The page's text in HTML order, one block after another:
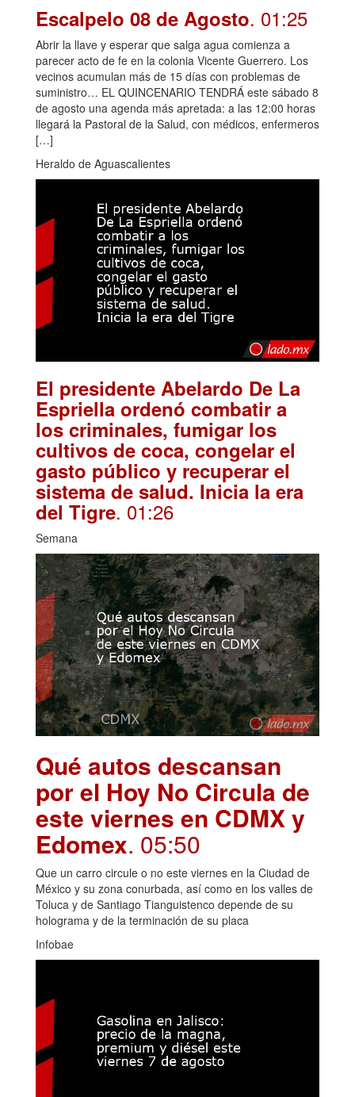
Escalpelo 08 de Agosto. 01:25
Abrir la llave y esperar que salga agua comienza a
parecer acto de fe en la colonia Vicente Guerrero. Los
vecinos acumulan más de 15 días con problemas de
suministro… EL QUINCENARIO TENDRÁ este sábado 8
de agosto una agenda más apretada: a las 12:00 horas
llegará la Pastoral de la Salud, con médicos, enfermeros
[…]
Heraldo de Aguascalientes
El presidente Abelardo De La
Espriella ordenó combatir a
los criminales, fumigar los
cultivos de coca, congelar el
gasto público y recuperar el
sistema de salud. Inicia la era
del Tigre. 01:26
Semana
Qué autos descansan
por el Hoy No Circula de
este viernes en CDMX y
Edomex. 05:50
Que un carro circule o no este viernes en la Ciudad de
México y su zona conurbada, así como en los valles de
Toluca y de Santiago Tianguistenco depende de su
holograma y de la terminación de su placa
Infobae